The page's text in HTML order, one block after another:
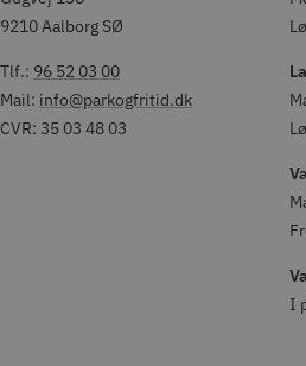
9210 Aalborg SØ
Tlf.: 96 52 03 00
Mail: info@parkogfritid.dk
CVR: 35 03 48 03
I